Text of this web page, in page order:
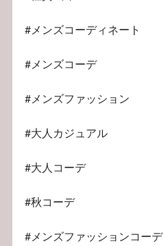
#メンズコーディネート
#メンズコーデ
#メンズファッション
#大人カジュアル
#大人コーデ
#秋コーデ
#メンズファッションコーデ